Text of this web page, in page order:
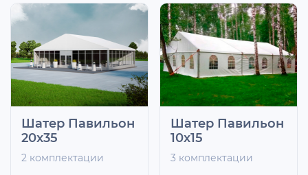
Шатер Павильон
20x35
2 комплектации
Шатер Павильон
10х15
3 комплектации